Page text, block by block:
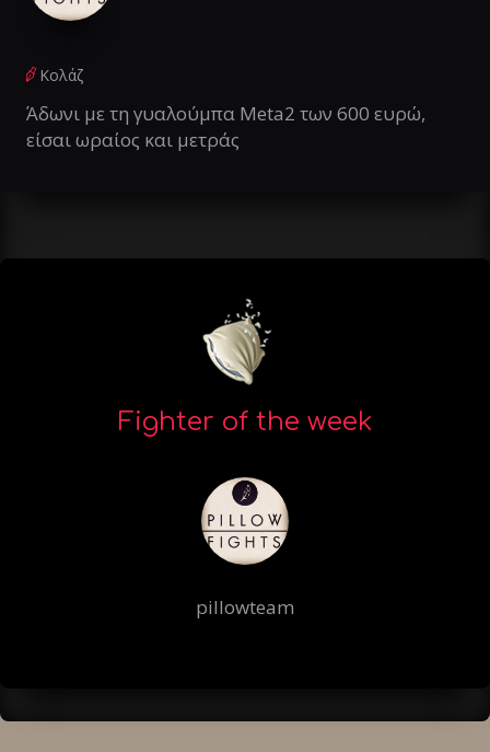
Κολάζ
Άδωνι με τη γυαλούμπα Meta2 των 600 ευρώ,
είσαι ωραίος και μετράς
Fighter of the week
pillowteam